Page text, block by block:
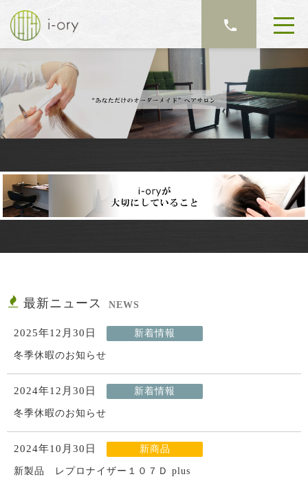
最新ニュース NEWS
2025年12月30日 新着情報
冬季休暇のお知らせ
2024年12月30日 新着情報
冬季休暇のお知らせ
2024年10月30日 新商品
新製品 レプロナイザー１０７Ｄ plus